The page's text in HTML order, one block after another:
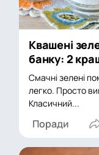
Квашені
банку: 2
Смачні зелені
легко. Просто
Класичний...
Поради